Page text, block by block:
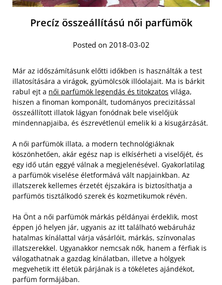
Precíz összeállítású női parfümök
Posted on 2018-03-02
Már az időszámításunk előtti időkben is használták a test
illatosítására a virágok, gyümölcsök illóolajait. Ma is bárkit
rabul ejt a női parfümök legendás és titokzatos világa,
hiszen a finoman komponált, tudományos precizitással
összeállított illatok lágyan fonódnak bele viselőjük
mindennapjaiba, és észrevétlenül emelik ki a kisugárzását.
A női parfümök illata, a modern technológiáknak
köszönhetően, akár egész nap is elkísérheti a viselőjét, és
egy idő után eggyé válnak a megjelenésével. Gyakorlatilag
a parfümök viselése életformává vált napjainkban. Az
illatszerek kellemes érzetét éjszakára is biztosíthatja a
parfümös tisztálkodó szerek és kozmetikumok révén.
Ha Önt a női parfümök márkás példányai érdeklik, most
éppen jó helyen jár, ugyanis az itt található webáruház
hatalmas kínálattal várja vásárlóit, márkás, színvonalas
illatszerekkel. Ugyanakkor nemcsak nők, hanem a férfiak is
válogathatnak a gazdag kínálatban, illetve a hölgyek
megvehetik itt életük párjának is a tökéletes ajándékot,
parfüm formájában.